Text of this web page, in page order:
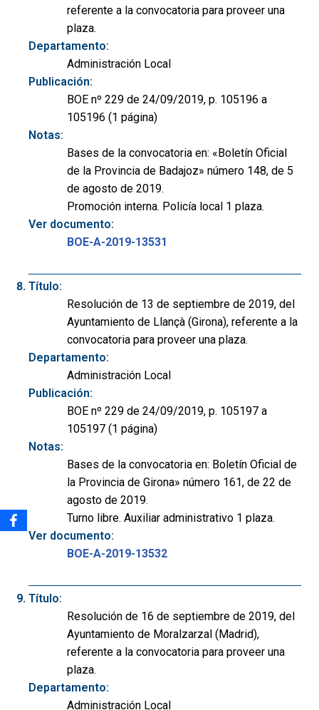
referente a la convocatoria para proveer una
plaza.
Departamento:
Administración Local
Publicación:
BOE nº 229 de 24/09/2019, p. 105196 a
105196 (1 página)
Notas:
Bases de la convocatoria en: «Boletín Oficial
de la Provincia de Badajoz» número 148, de 5
de agosto de 2019.
Promoción interna. Policía local 1 plaza.
Ver documento:
BOE-A-2019-13531
Título:
Resolución de 13 de septiembre de 2019, del
Ayuntamiento de Llançà (Girona), referente a la
convocatoria para proveer una plaza.
Departamento:
Administración Local
Publicación:
BOE nº 229 de 24/09/2019, p. 105197 a
105197 (1 página)
Notas:
Bases de la convocatoria en: Boletín Oficial de
la Provincia de Girona» número 161, de 22 de
agosto de 2019.
Turno libre. Auxiliar administrativo 1 plaza.
Ver documento:
BOE-A-2019-13532
Título:
Resolución de 16 de septiembre de 2019, del
Ayuntamiento de Moralzarzal (Madrid),
referente a la convocatoria para proveer una
plaza.
Departamento:
Administración Local